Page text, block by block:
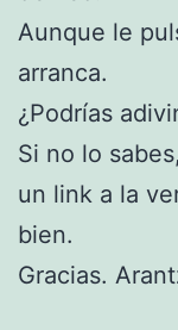
Aunque le
arranca.
¿Podrías
Si no lo
un link a la
bien.
Gracias.